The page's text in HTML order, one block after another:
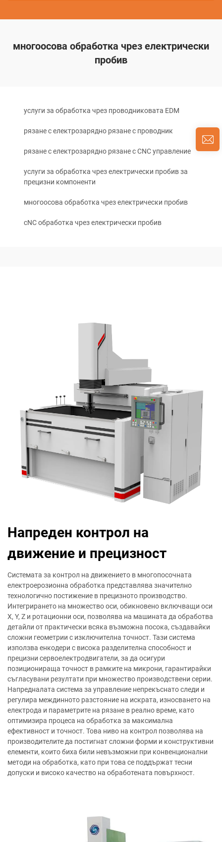
многоосова обработка чрез електрически
пробив
услуги за обработка чрез проводниковата EDM
рязане с електрозарядно рязане с проводник
рязане с електрозарядно рязане с CNC управление
услуги за обработка чрез електрически пробив за
прецизни компоненти
многоосова обработка чрез електрически пробив
cNC обработка чрез електрически пробив
Напреден контрол на
движение и прецизност
Системата за контрол на движението в многопосочната
електроерозионна обработка представлява значително
технологично постижение в прецизното производство.
Интегрирането на множество оси, обикновено включващи оси
X, Y, Z и ротационни оси, позволява на машината да обработва
детайли от практически всяка възможна посока, създавайки
сложни геометрии с изключителна точност. Тази система
използва енкодери с висока разделителна способност и
прецизни сервоелектродвигатели, за да осигури
позиционираща точност в рамките на микрони, гарантирайки
съгласувани резултати при множество производствени серии.
Напредналата система за управление непрекъснато следи и
регулира междинното разстояние на искрата, износването на
електрода и параметрите на рязане в реално време, като
оптимизира процеса на обработка за максимална
ефективност и точност. Това ниво на контрол позволява на
производителите да постигнат сложни форми и конструктивни
елементи, които биха били невъзможни при конвенционални
методи на обработка, като при това се поддържат тесни
допуски и високо качество на обработената повърхност.